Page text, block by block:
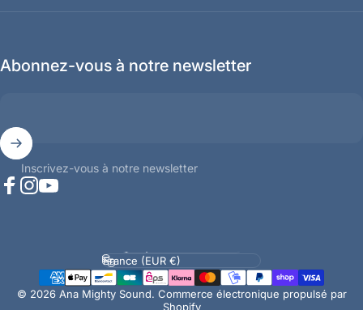
Abonnez-vous à notre newsletter
Inscrivez-vous à notre newsletter
© 2026 Ana Mighty Sound. Commerce électronique propulsé par
Shopify
Langue
Pays/région